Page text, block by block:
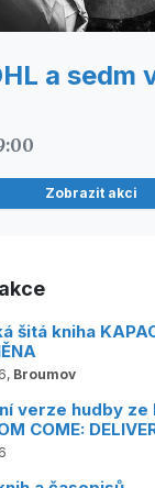
a sedm
Zobrazit akci
šitá kniha
Broumov
verze hudby ze
COME: